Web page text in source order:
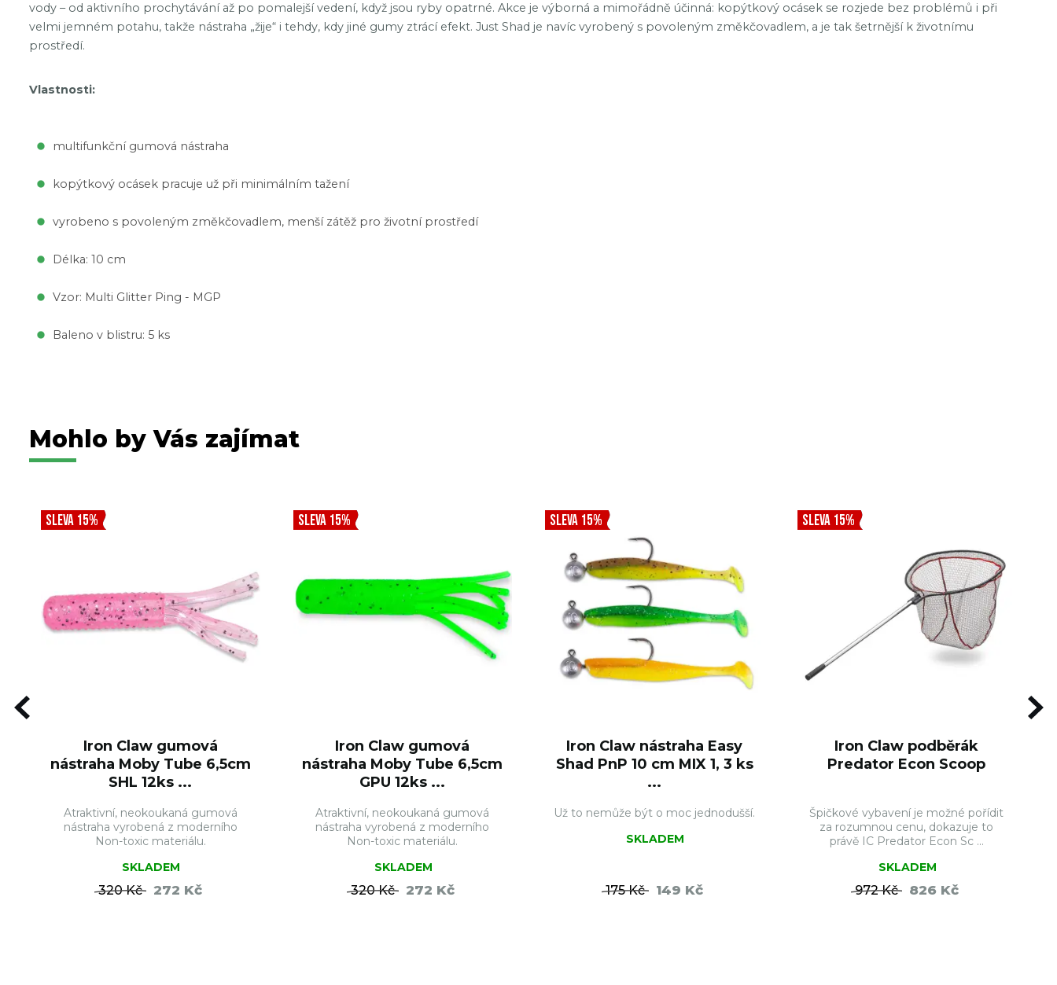
vody – od aktivního prochytávání až po pomalejší vedení, když jsou ryby opatrné. Akce je výborná a mimořádně účinná: kopýtkový ocásek se rozjede bez problémů i při
velmi jemném potahu, takže nástraha „žije“ i tehdy, kdy jiné gumy ztrácí efekt. Just Shad je navíc vyrobený s povoleným změkčovadlem, a je tak šetrnější k životnímu
prostředí.
Vlastnosti:
multifunkční gumová nástraha
kopýtkový ocásek pracuje už při minimálním tažení
vyrobeno s povoleným změkčovadlem, menší zátěž pro životní prostředí
Délka: 10 cm
Vzor: Multi Glitter Ping - MGP
Baleno v blistru: 5 ks
Mohlo by Vás zajímat
SLEVA 15%
Iron Claw gumová
nástraha Moby Tube 6,5cm
SHL 12ks ...
Atraktivní, neokoukaná gumová
nástraha vyrobená z moderního
Non-toxic materiálu.
SKLADEM
320 Kč 272 Kč
SLEVA 15%
Iron Claw gumová
nástraha Moby Tube 6,5cm
GPU 12ks ...
Atraktivní, neokoukaná gumová
nástraha vyrobená z moderního
Non-toxic materiálu.
SKLADEM
320 Kč 272 Kč
SLEVA 15%
Iron Claw nástraha Easy
Shad PnP 10 cm MIX 1, 3 ks
...
Už to nemůže být o moc jednodušší.
SKLADEM
175 Kč 149 Kč
SLEVA 15%
Iron Claw podběrák
Predator Econ Scoop
Špičkové vybavení je možné pořídit
za rozumnou cenu, dokazuje to
právě IC Predator Econ Sc ...
SKLADEM
972 Kč 826 Kč